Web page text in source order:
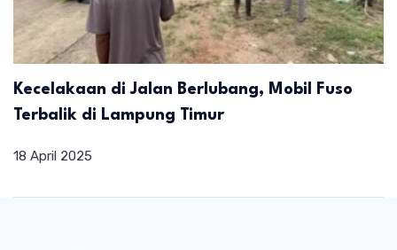
Kecelakaan di Jalan Berlubang, Mobil Fuso
Terbalik di Lampung Timur
18 April 2025